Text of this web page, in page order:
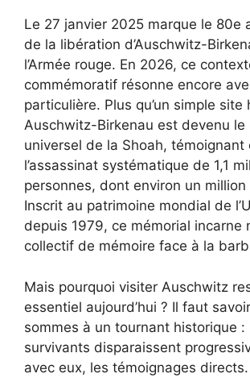
Le 27 janvier 2025 marque le 80e
de la libération d’Auschwitz-
l’Armée rouge. En 2026, ce
commémoratif résonne encore
particulière. Plus qu’un simple site
Auschwitz-Birkenau est devenu le
universel de la Shoah, témoignant
l’assassinat systématique de 1,1
personnes, dont environ un
Inscrit au patrimoine mondial de
depuis 1979, ce mémorial incarne
collectif de mémoire face à la
Mais pourquoi visiter Auschwitz
essentiel aujourd’hui ? Il faut
sommes à un tournant historique :
survivants disparaissent
avec eux, les témoignages